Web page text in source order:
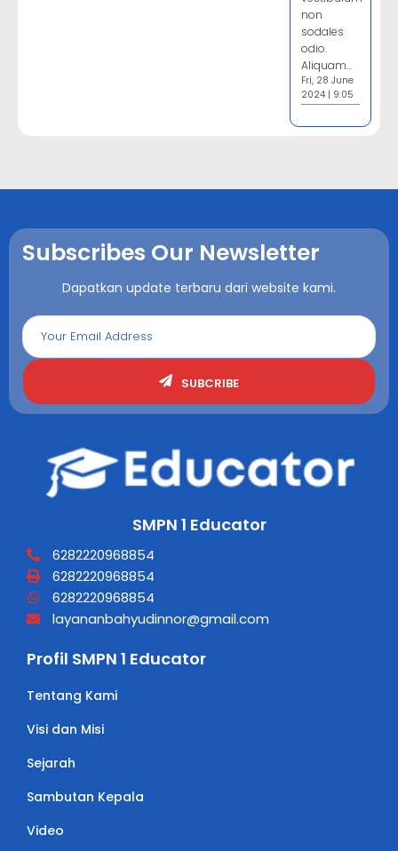
non
sodales
odio.
Aliquam...
Fri, 28 June
2024 | 9:05
Subscribes Our Newsletter
Dapatkan update terbaru dari website kami.
SUBCRIBE
SMPN 1 Educator
6282220968854
6282220968854
6282220968854
layananbahyudinnor@gmail.com
Profil SMPN 1 Educator
Tentang Kami
Visi dan Misi
Sejarah
Sambutan Kepala
Video